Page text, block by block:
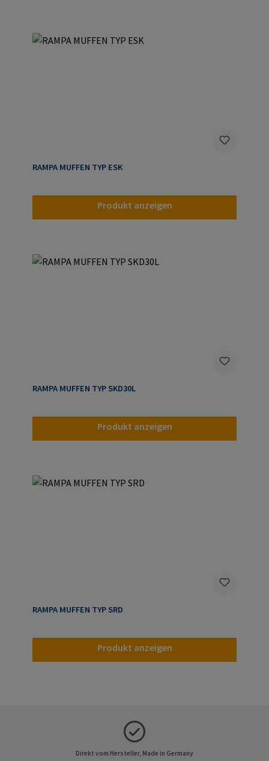
RAMPA MUFFEN TYP ESK
Produkt anzeigen
RAMPA MUFFEN TYP SKD30L
Produkt anzeigen
RAMPA MUFFEN TYP SRD
Produkt anzeigen
Direkt vom Hersteller, Made in Germany